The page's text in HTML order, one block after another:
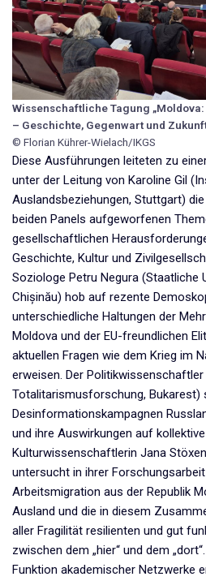
Wissenschaftliche Tagung
– Geschichte, Gegenwart und
© Florian Kührer-Wielach/IKGS
Diese Ausführungen leiteten zu
unter der Leitung von Karoline Gil
Auslandsbeziehungen, Stuttgart)
beiden Panels aufgeworfenen
gesellschaftlichen
Geschichte, Kultur und
Soziologe Petru Negura (Staatliche
Chișinău) hob auf rezente
unterschiedliche Haltungen der
Moldova und der EU-freundlichen
aktuellen Fragen wie dem Krieg im
erweisen. Der
Totalitarismusforschung, Bukarest)
Desinformationskampagnen
und ihre Auswirkungen auf
Kulturwissenschaftlerin Jana
untersucht in ihrer
Arbeitsmigration aus der Republik
Ausland und die in diesem
aller Fragilität resilienten und gut
zwischen dem „hier“ und dem
Funktion akademischer Netzwerke